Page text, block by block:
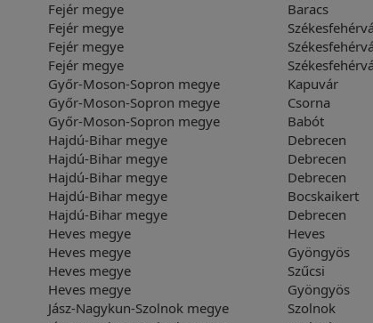
Fejér megye Baracs
Fejér megye
Fejér megye
Fejér megye
Győr-Moson-Sopron megye Kapuvár
Győr-Moson-Sopron megye Csorna
Győr-Moson-Sopron megye Babót
Hajdú-Bihar megye Debrecen
Hajdú-Bihar megye Debrecen
Hajdú-Bihar megye Debrecen
Hajdú-Bihar megye Bocskaikert
Hajdú-Bihar megye Debrecen
Heves megye Heves
Heves megye Gyöngyös
Heves megye Szűcsi
Heves megye Gyöngyös
Jász-Nagykun-Szolnok megye Szolnok